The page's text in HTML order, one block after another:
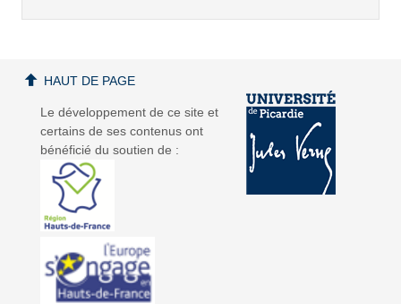
Le développement de ce site et
certains de ses contenus ont
bénéficié du soutien de :
HAUT DE PAGE